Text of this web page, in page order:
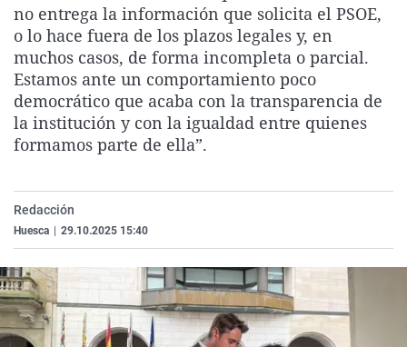
La rosa de los vientos
Gente viajera
Como el perro y el
Caso
Retornados
Equipo de
Operación Viuda
Extremadura
Galicia
La Rioja
Navarra
Virales
Televisión
Elecciones
no entrega la información que solicita el PSOE,
o lo hace fuera de los plazos legales y, en
muchos casos, de forma incompleta o parcial.
Estamos ante un comportamiento poco
democrático que acaba con la transparencia de
la institución y con la igualdad entre quienes
formamos parte de ella”.
Redacción
Huesca 29.10.2025 15:40